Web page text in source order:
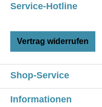
Service-Hotline
Vertrag widerrufen
Shop-Service
Informationen